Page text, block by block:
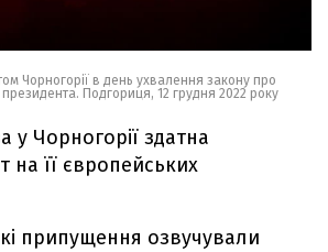
Чорногорії в день ухвалення закону про
Подгориця, 12 грудня 2022 року
у Чорногорії здатна
на її європейських
припущення озвучували